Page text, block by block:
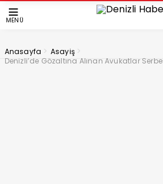
MENÜ
Anasayfa > Asayiş >
Denizli’de Gözaltına Alınan Avukatlar